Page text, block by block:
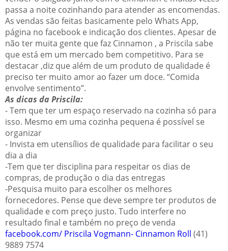
passa a noite cozinhando para atender as encomendas.
As vendas são feitas basicamente pelo Whats App,
página no facebook e indicação dos clientes. Apesar de
não ter muita gente que faz Cinnamon , a Priscila sabe
que está em um mercado bem competitivo. Para se
destacar ,diz que além de um produto de qualidade é
preciso ter muito amor ao fazer um doce. “Comida
envolve sentimento”.
As dicas da Priscila:
- Tem que ter um espaço reservado na cozinha só para
isso. Mesmo em uma cozinha pequena é possível se
organizar
- Invista em utensílios de qualidade para facilitar o seu
dia a dia
-Tem que ter disciplina para respeitar os dias de
compras, de produção o dia das entregas
-Pesquisa muito para escolher os melhores
fornecedores. Pense que deve sempre ter produtos de
qualidade e com preço justo. Tudo interfere no
resultado final e também no preço de venda
facebook.com/ Priscila Vogmann- Cinnamon Roll (41)
9889 7574